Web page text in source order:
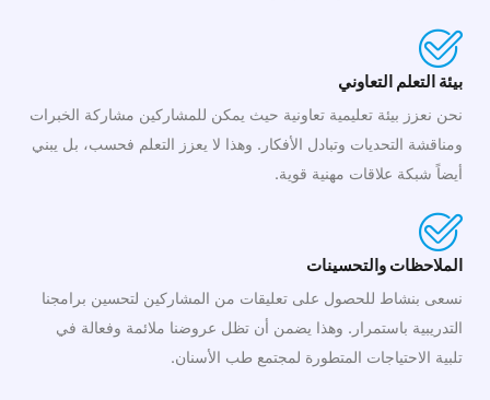
بيئة التعلم التعاوني
نحن نعزز بيئة تعليمية تعاونية حيث يمكن للمشاركين مشاركة الخبرات
ومناقشة التحديات وتبادل الأفكار. وهذا لا يعزز التعلم فحسب، بل يبني
أيضاً شبكة علاقات مهنية قوية.
الملاحظات والتحسينات
نسعى بنشاط للحصول على تعليقات من المشاركين لتحسين برامجنا
التدريبية باستمرار. وهذا يضمن أن تظل عروضنا ملائمة وفعالة في
تلبية الاحتياجات المتطورة لمجتمع طب الأسنان.